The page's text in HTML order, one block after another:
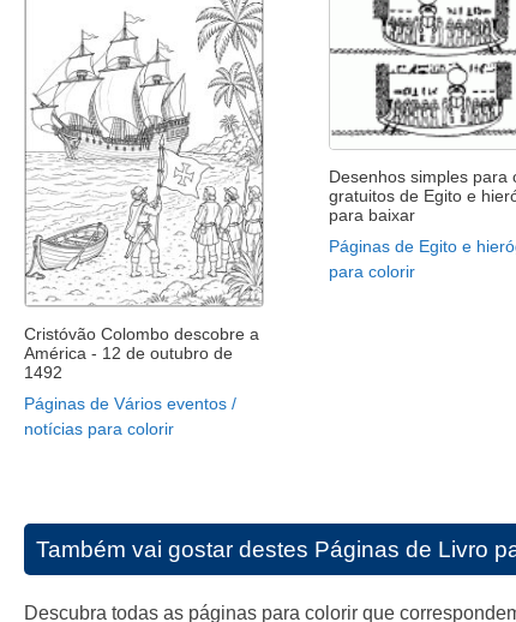
Cristóvão Colombo descobre a
América - 12 de outubro de
1492
Páginas de Vários eventos /
notícias para colorir
Desenhos simples para
gratuitos de Egito e
para baixar
Páginas de Egito e
para colorir
Também vai gostar destes Páginas de Livro
Descubra todas as páginas para colorir que